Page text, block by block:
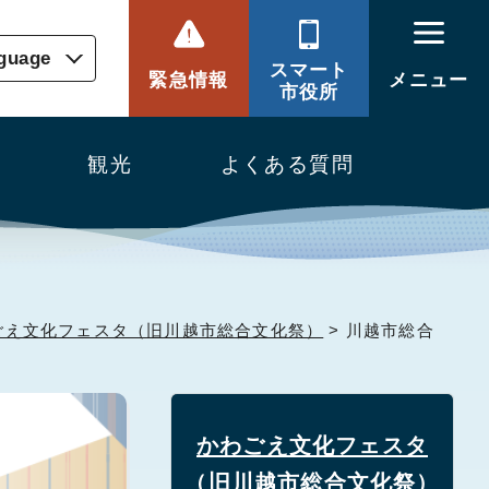
緊急情報
スマート
市役所
メニュー
観光 よくある質問
文化フェスタ（旧川越市総合文化祭） > 川越市総合
かわごえ文化フェスタ
（旧川越市総合文化祭）